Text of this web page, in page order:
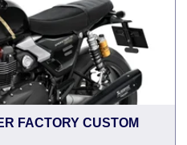
FACTORY CUSTOM